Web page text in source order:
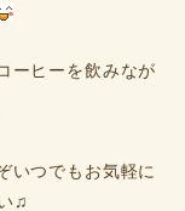
ーヒーを飲みなが
いつでもお気軽に
♫